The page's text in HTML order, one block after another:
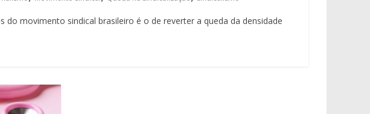
movimento sindical brasileiro é o de reverter a queda da densidade